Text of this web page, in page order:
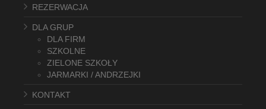
REZERWACJA
DLA GRUP
DLA FIRM
SZKOLNE
ZIELONE SZKOŁY
JARMARKI / ANDRZEJKI
KONTAKT